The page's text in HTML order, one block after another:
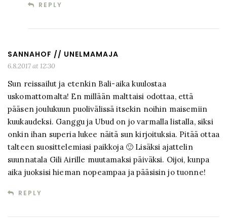
REPLY
SANNAHOF // UNELMAMAJA
6.8.2017 at 12:30
Sun reissailut ja etenkin Bali-aika kuulostaa
uskomattomalta! En millään malttaisi odottaa, että
pääsen joulukuun puolivälissä itsekin noihin maisemiin
kuukaudeksi. Ganggu ja Ubud on jo varmalla listalla, siksi
onkin ihan superia lukee näitä sun kirjoituksia. Pitää ottaa
talteen suosittelemiasi paikkoja 🙂 Lisäksi ajattelin
suunnatala Gili Airille muutamaksi päiväksi. Oijoi, kunpa
aika juoksisi hieman nopeampaa ja pääsisin jo tuonne!
REPLY